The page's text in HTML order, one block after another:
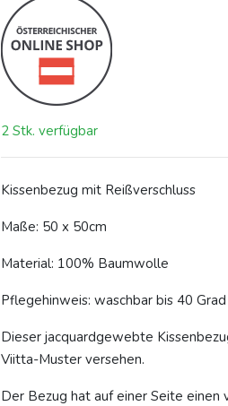
2 Stk. verfügbar
Kissenbezug mit Reißverschluss
Maße: 50 x 50cm
Material: 100% Baumwolle
Pflegehinweis: waschbar bis 40 Grad
Dieser jacquardgewebte
Viitta-Muster versehen.
Der Bezug hat auf einer Seite einen